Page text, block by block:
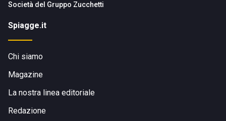
Società del Gruppo Zucchetti
Spiagge.it
Chi siamo
Magazine
La nostra linea editoriale
Redazione